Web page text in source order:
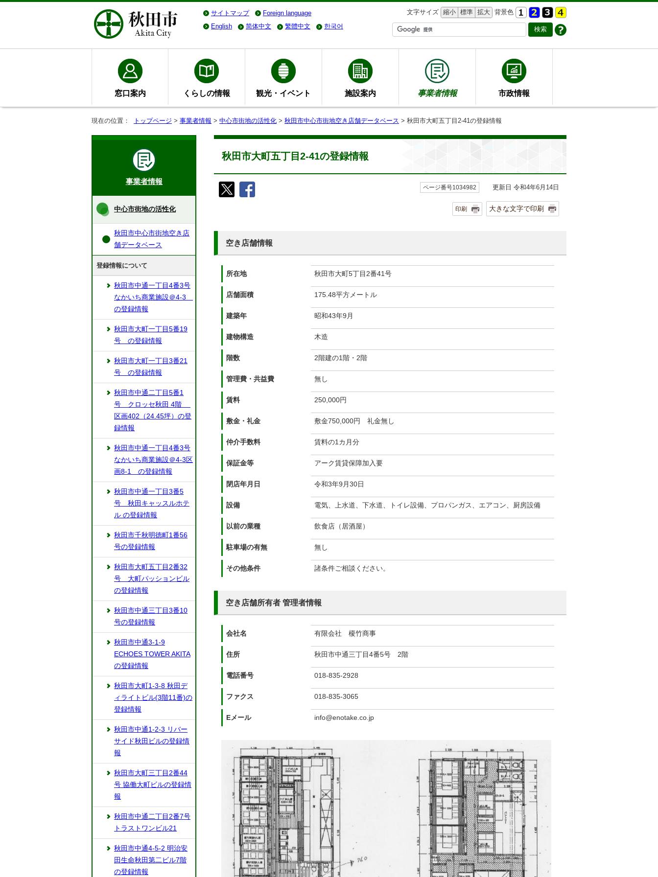
サイトマップ Foreign language 文字サイズ 縮小 標準 拡大 背景色
English
简体中文 繁體中文 한국어
窓口案内 くらしの情報 観光・イベント 施設案内 事業者情報 市政情報
現在の位置： トップページ > 事業者情報 > 中心市街地の活性化 > 秋田市中心市街地空き店舗データベース > 秋田市大町五丁目2-41の登録情報
秋田市大町五丁目2-41の登録情報
ページ番号1034982 更新日 令和4年6月14日
印刷 大きな文字で印刷
空き店舗情報
所在地 秋田市大町5丁目2番41号
店舗面積 175.48平方メートル
建築年 昭和43年9月
建物構造 木造
階数 2階建の1階・2階
管理費・共益費 無し
賃料 250,000円
敷金・礼金 敷金750,000円 礼金無し
仲介手数料 賃料の1カ月分
保証金等 アーク賃貸保障加入要
閉店年月日 令和3年9月30日
設備 電気、上水道、下水道、トイレ設備、プロパンガス、エアコン、厨房設備
以前の業種 飲食店（居酒屋）
駐車場の有無 無し
その他条件 諸条件ご相談ください。
空き店舗所有者 管理者情報
会社名 有限会社 榎竹商事
住所 秋田市中通三丁目4番5号 2階
電話番号 018-835-2928
ファクス 018-835-3065
Eメール info@enotake.co.jp
事業者情報
中心市街地の活性化
秋田市中心市街地空き店
舗データベース
登録情報について
秋田市中通一丁目4番3号
なかいち商業施設＠4-3
の登録情報
秋田市大町一丁目5番19
号 の登録情報
秋田市大町一丁目3番21
号 の登録情報
秋田市中通二丁目5番1
号 クロッセ秋田 4階
区画402（24.45坪）の登
録情報
秋田市中通一丁目4番3号
なかいち商業施設＠4-3区
画8-1 の登録情報
秋田市中通一丁目3番5
号 秋田キャッスルホテ
ル の登録情報
秋田市千秋明徳町1番56
号の登録情報
秋田市大町五丁目2番32
号 大町パッションビル
の登録情報
秋田市中通三丁目3番10
号の登録情報
秋田市中通3-1-9
ECHOES TOWER AKITA
の登録情報
秋田市大町1-3-8 秋田デ
ィライトビル(3階11番)の
登録情報
秋田市中通1-2-3 リバー
サイド秋田ビルの登録情
報
秋田市大町三丁目2番44
号 協働大町ビルの登録情
報
秋田市中通二丁目2番7号
トラストワンビル21
秋田市中通4-5-2 明治安
田生命秋田第二ビル7階
の登録情報